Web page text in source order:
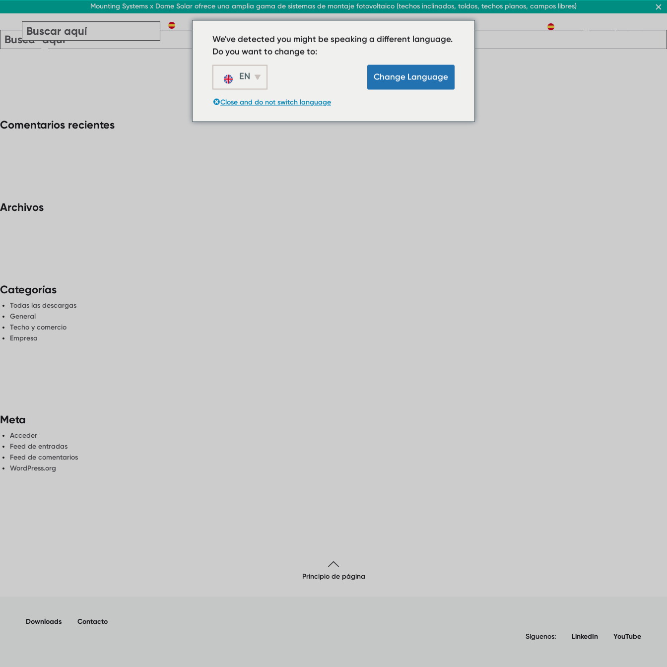
Mounting Systems x Dome Solar ofrece una amplia gama de sistemas de montaje fotovoltaico (techos inclinados, toldos, techos planos, campos libres)
Comentarios recientes
Archivos
Categorías
Todas las descargas
General
Techo y comercio
Empresa
Meta
Acceder
Feed de entradas
Feed de comentarios
WordPress.org
Principio de página
Downloads
Contacto
Síguenos:
LinkedIn YouTube
We've detected you might be speaking a different language.
Do you want to change to:
EN Change Language
Close and do not switch language